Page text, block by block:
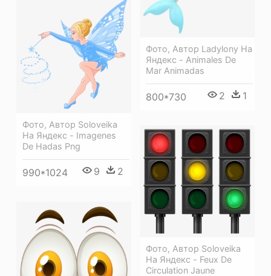
Фото, Автор Ladylony На
Яндекс - Animales De
Mar Animadas
800*730 2 1
Фото, Автор Soloveika
На Яндекс - Imagenes
De Hadas Png
990*1024 9 2
Фото, Автор Soloveika
На Яндекс - Feux De
Circulation Jaune